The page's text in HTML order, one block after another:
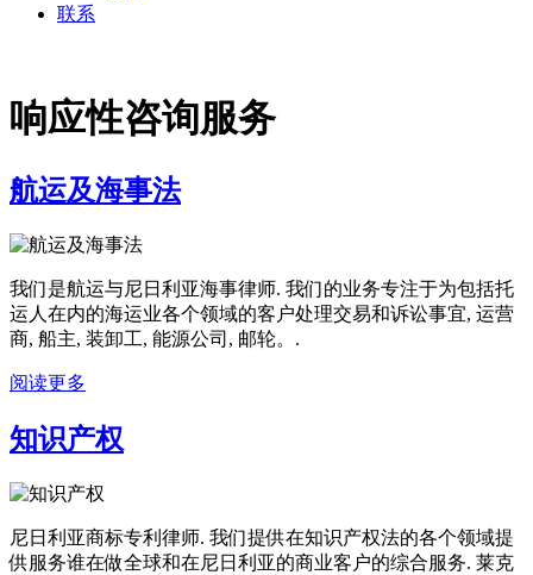
联系
响应性咨询服务
航运及海事法
我们是航运与尼日利亚海事律师. 我们的业务专注于为包括托
运人在内的海运业各个领域的客户处理交易和诉讼事宜, 运营
商, 船主, 装卸工, 能源公司, 邮轮。.
阅读更多
知识产权
尼日利亚商标专利律师. 我们提供在知识产权法的各个领域提
供服务谁在做全球和在尼日利亚的商业客户的综合服务. 莱克